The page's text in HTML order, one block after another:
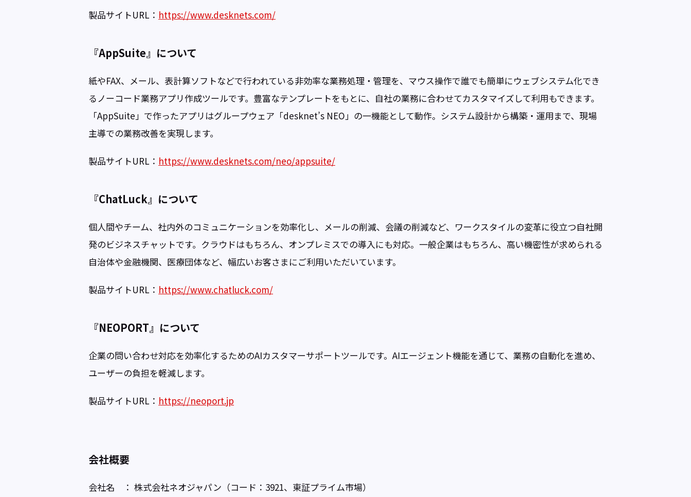
製品サイトURL： https://www.desknets.com/
『AppSuite』について
紙やFAX、メール、表計算ソフトなどで行われている非効率な業務処理・管理を、マウス操作で誰でも簡単にウェブシステム化でき
るノーコード業務アプリ作成ツールです。豊富なテンプレートをもとに、自社の業務に合わせてカスタマイズして利用もできます。
「AppSuite」で作ったアプリはグループウェア「desknet’s NEO」の一機能として動作。システム設計から構築・運用まで、現場
主導での業務改善を実現します。
製品サイトURL： https://www.desknets.com/neo/appsuite/
『ChatLuck』について
個人間やチーム、社内外のコミュニケーションを効率化し、メールの削減、会議の削減など、ワークスタイルの変革に役立つ自社開
発のビジネスチャットです。クラウドはもちろん、オンプレミスでの導入にも対応。一般企業はもちろん、高い機密性が求められる
自治体や金融機関、医療団体など、幅広いお客さまにご利用いただいています。
製品サイトURL： https://www.chatluck.com/
『NEOPORT』について
企業の問い合わせ対応を効率化するためのAIカスタマーサポートツールです。AIエージェント機能を通じて、業務の自動化を進め、
ユーザーの負担を軽減します。
製品サイトURL： https://neoport.jp
会社概要
会社名 ： 株式会社ネオジャパン（コード：3921、東証プライム市場）